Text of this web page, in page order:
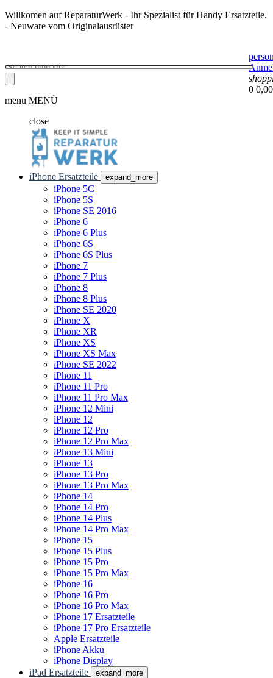
Willkomen auf ReparaturWerk - Ihr Spezialist für Handy Ersatzteile.
- Neuware vom Originalausrüster
0
menu MENÜ
close
iPhone Ersatzteile expand_more
iPhone 5C
iPhone 5S
iPhone SE 2016
iPhone 6
iPhone 6 Plus
iPhone 6S
iPhone 6S Plus
iPhone 7
iPhone 7 Plus
iPhone 8
iPhone 8 Plus
iPhone SE 2020
iPhone X
iPhone XR
iPhone XS
iPhone XS Max
iPhone SE 2022
iPhone 11
iPhone 11 Pro
iPhone 11 Pro Max
iPhone 12 Mini
iPhone 12
iPhone 12 Pro
iPhone 12 Pro Max
iPhone 13 Mini
iPhone 13
iPhone 13 Pro
iPhone 13 Pro Max
iPhone 14
iPhone 14 Pro
iPhone 14 Plus
iPhone 14 Pro Max
iPhone 15
iPhone 15 Plus
iPhone 15 Pro
iPhone 15 Pro Max
iPhone 16
iPhone 16 Pro
iPhone 16 Pro Max
iPhone 17 Ersatzteile
iPhone 17 Pro Ersatzteile
Apple Ersatzteile
iPhone Akku
iPhone Display
iPad Ersatzteile
expand_more